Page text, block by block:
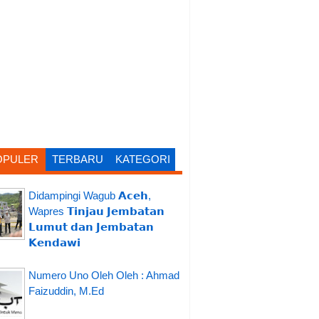
TERBARU KATEGORI
Didampingi Wagub 𝗔𝗰𝗲𝗵,
Wapres 𝗧𝗶𝗻𝗷𝗮𝘂 𝗝𝗲𝗺𝗯𝗮𝘁𝗮𝗻
𝗟𝘂𝗺𝘂𝘁 𝗱𝗮𝗻 𝗝𝗲𝗺𝗯𝗮𝘁𝗮𝗻
𝗞𝗲𝗻𝗱𝗮𝘄𝗶
Numero Uno Oleh Oleh : Ahmad
Faizuddin, M.Ed